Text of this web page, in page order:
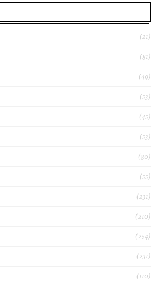
(21)
(81)
(49)
(53)
(45)
(53)
(80)
(55)
(231)
(210)
(254)
(231)
(110)